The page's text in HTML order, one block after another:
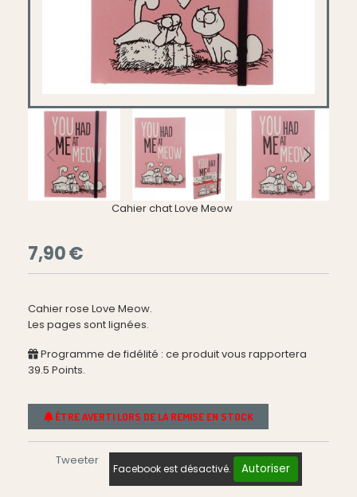
Cahier chat Love Meow
7,90€
Cahier rose Love Meow.
Les pages sont lignées.
Programme de fidélité : ce produit vous rapportera
39.5 Points.
ÊTRE AVERTI LORS DE LA REMISE EN STOCK
Tweeter
Facebook est désactivé. Autoriser